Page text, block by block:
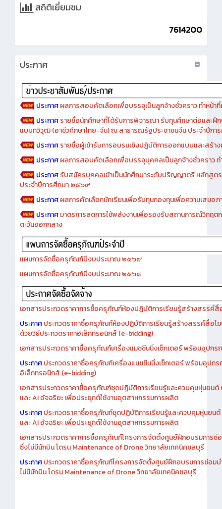
สถิติเยี่ยมชม
7614200
ประกาศ
ประกาศผลการสอบคัดเลือกเพื่อบรรจุเป็นลูกจ้างชั่วคราว ทำหน้าที่
ประกาศรายชื่อนักศึกษาที่ได้รับการพิจารณา รับทุนศึกษาต่อและฝึ
แบบทวิวุฒิ (อาชีวศึกษาไทย-จีน) ณ สาธารณรัฐประชาชนจีน ประจำปีก
ประกาศรายชื่อผู้เข้ารับการอบรมเชิงปฏิบัติการออกแบบและสร้า
ประกาศผลการสอบคัดเลือกเพื่อบรรจุบุคคลเป็นลูกจ้างชั่วคราว ท
ประกาศรับสมัครบุคคลเข้าเป็นนักศึกษาระดับปริญญาตรี หลักสูต
ประจำปีการศึกษา ๒๕๖๙
ประกาศผลการคัดเลือกนักเรียนเพื่อรับทุนกองทุนเพื่อความเสมอ
ประกาศมาตรการลดการใช้พลังงานเพื่อรองรับสถานการณ์วิกฤ
ตะวันออกกลาง
แผนการจัดซื้อครุภัณฑ์ปีงบประมาณ ๒๕๖๙
แผนการจัดซื้อครุภัณฑ์ปีงบประมาณ ๒๕๖๘
เอกสารประกวดราคาการซื้อครุภัณฑ์ห้องปฏิบัติการเรียนรู้สร้างสรรค์
ประกาศประกวดราคาซื้อครุภัณฑ์ห้องปฏิบัติการเรียนรู้สร้างสรรค์สื่อโ
ด้วยวิธีประกวดราคาอิเล็กทรอนิกส์ (e-bidding)
เอกสารประกวดราคาซื้อครุภัณฑ์เครื่องแมชชีนนิ่งเซ็กเตอร์ พร้อมอุปก
ประกาศประกวดราคาซื้อครุภัณฑ์เครื่องแมชชีนนิ่งเซ็กเตอร์ พร้อมอุปก
อิเล็กทรอนิกส์ (e-bidding)
เอกสารประกวดราคาซื้อครุภัณฑ์ชุดปฏิบัติการเรียนรู้และควบคุมหุ่นยน
และ AI อัจฉริยะ เพื่อประยุกต์ใช้งานอุตสาหกรรมการผลิต
ประกาศประกวดราคาซื้อครุภัณฑ์ชุดปฏิบัติการเรียนรู้และควบคุมหุ่นยน
และ AI อัจฉริยะ เพื่อประยุกต์ใช้งานอุตสาหกรรมการผลิต
เอกสารประกวดราคาการซื้อครุภัณฑ์โครงการจัดตั้งศูนย์ฝึกอบรมการซ่
ซึ่งไม่มีนักบิน โดรน Maintenance of Drone วิทยาลัยเทคนิคชลบุรี
ประกาศประกวดราคาซื้อครุภัณฑ์โครงการจัดตั้งศูนย์ฝึกอบรมการซ่อมบ
ไม่มีนักบิน โดรน Maintenance of Drone วิทยาลัยเทคนิคชลบุรี